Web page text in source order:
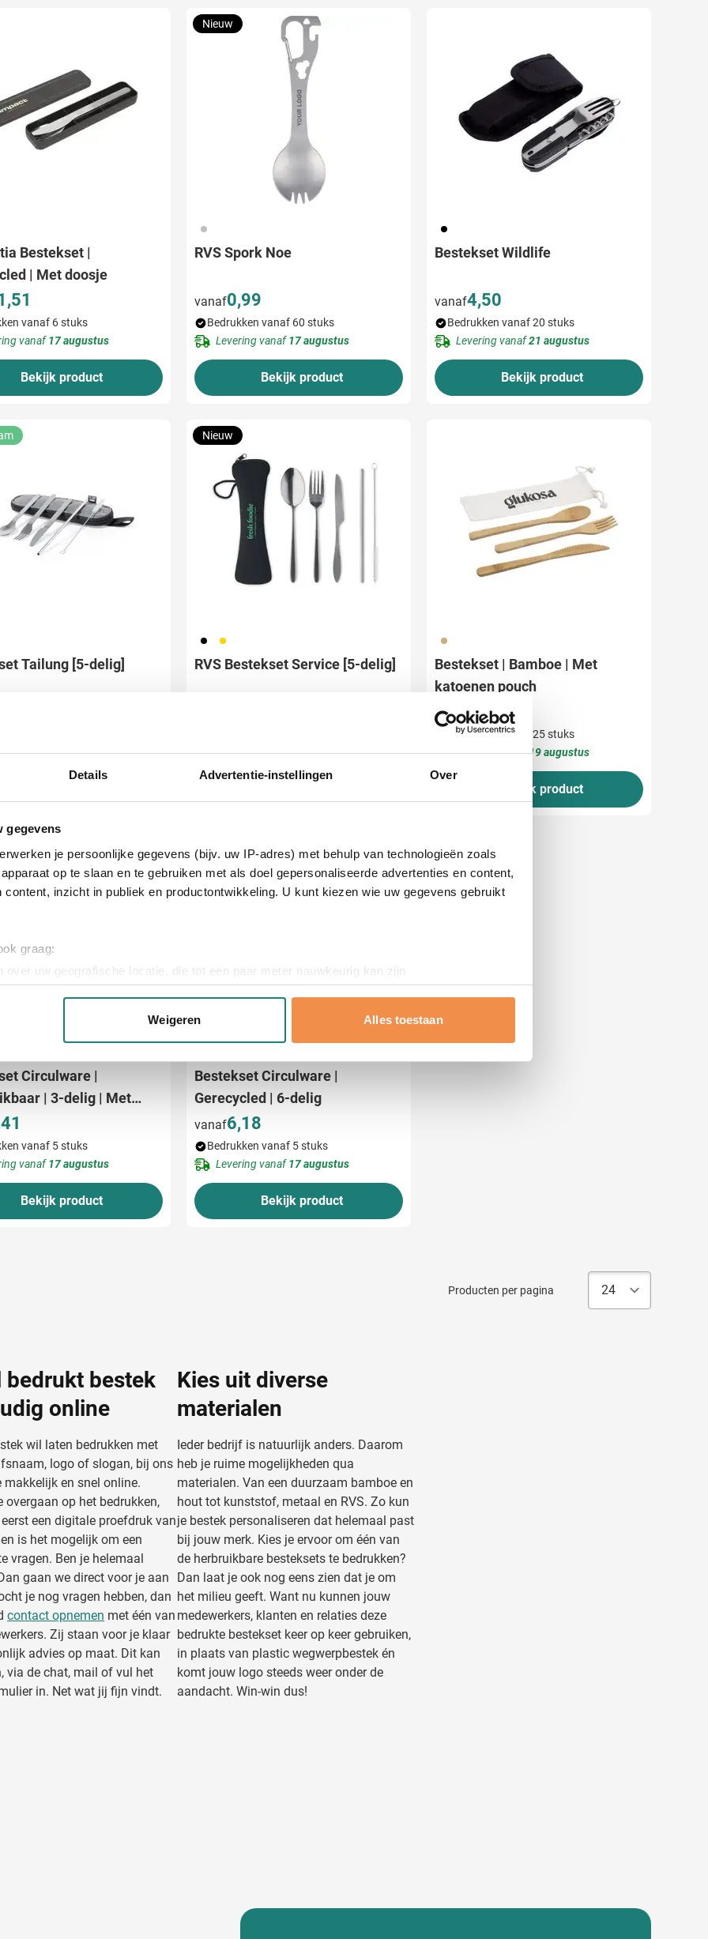
Details Advertentie-instellingen Over
gegevens
je persoonlijke gegevens (bijv. uw IP-adres) met behulp van technologieën zoals
op te slaan en te gebruiken met als doel gepersonaliseerde advertenties en content,
content, inzicht in publiek en productontwikkeling. U kunt kiezen wie uw gegevens gebruikt
graag:
over uw geografische locatie, die tot een paar meter nauwkeurig kan zijn
door het actief te scannen op specifieke eigenschappen (fingerprinting)
of intrekken in de Cookieverklaring.
en advertenties te personaliseren, om functies voor social media te bieden en om ons
Ook delen we informatie over uw gebruik van onze site met onze partners voor social
Deze partners kunnen deze gegevens combineren met andere informatie die u aan ze heeft
op basis van uw gebruik van hun services.
Weigeren Alles toestaan
Bestekset |
| Met doosje
vanaf 6 stuks
vanaf17 augustus
Bekijk product
032
RVS Spork Noe
vanaf0,99
Nieuw
Bedrukken vanaf 60 stuks
Levering vanaf17 augustus
Bekijk product
001
Bestekset Wildlife
vanaf4,50
Bedrukken vanaf 20 stuks
Levering vanaf21 augustus
Bekijk product
Tailung [5-delig]
vanaf24 augustus
001 031
RVS Bestekset Service [5-delig]
Nieuw
Levering vanaf20 augustus
823
Bestekset | Bamboe | Met
katoenen pouch
vanaf1,55
Bedrukken vanaf 25 stuks
Levering vanaf19 augustus
Bekijk product
Circulware |
| 3-delig | Met
vanaf 5 stuks
vanaf17 augustus
Bekijk product
Bestekset Circulware |
Gerecycled | 6-delig
vanaf6,18
Bedrukken vanaf 5 stuks
Levering vanaf17 augustus
Bekijk product
Producten per pagina
bedrukt bestek
online
wil laten bedrukken met
logo of slogan, bij ons
makkelijk en snel online.
overgaan op het bedrukken,
een digitale proefdruk van
is het mogelijk om een
vragen. Ben je helemaal
gaan we direct voor je aan
je nog vragen hebben, dan
contact opnemen met één van
Zij staan voor je klaar
advies op maat. Dit kan
via de chat, mail of vul het
in. Net wat jij fijn vindt.
Kies uit diverse
materialen
Ieder bedrijf is natuurlijk anders. Daarom
heb je ruime mogelijkheden qua
materialen. Van een duurzaam bamboe en
hout tot kunststof, metaal en RVS. Zo kun
je bestek personaliseren dat helemaal past
bij jouw merk. Kies je ervoor om één van
de herbruikbare besteksets te bedrukken?
Dan laat je ook nog eens zien dat je om
het milieu geeft. Want nu kunnen jouw
medewerkers, klanten en relaties deze
bedrukte bestekset keer op keer gebruiken,
in plaats van plastic wegwerpbestek én
komt jouw logo steeds weer onder de
aandacht. Win-win dus!